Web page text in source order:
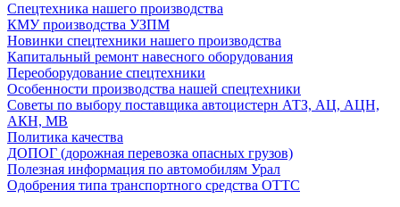
Спецтехника нашего производства
КМУ производства УЗПМ
Новинки спецтехники нашего производства
Капитальный ремонт навесного оборудования
Переоборудование спецтехники
Особенности производства нашей спецтехники
Советы по выбору поставщика автоцистерн АТЗ, АЦ, АЦН,
АКН, МВ
Политика качества
ДОПОГ (дорожная перевозка опасных грузов)
Полезная информация по автомобилям Урал
Одобрения типа транспортного средства ОТТС